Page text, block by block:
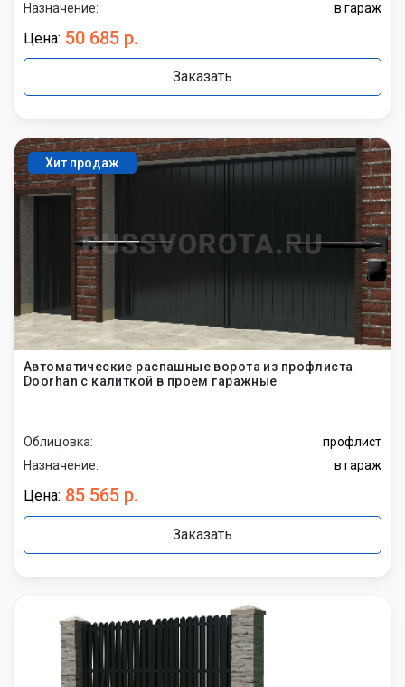
Назначение:
в гараж
Цена: 50 685 р.
Заказать
Хит продаж
Автоматические распашные ворота из профлиста
Doorhan с калиткой в проем гаражные
Облицовка:
профлист
Назначение:
в гараж
Цена: 85 565 р.
Заказать